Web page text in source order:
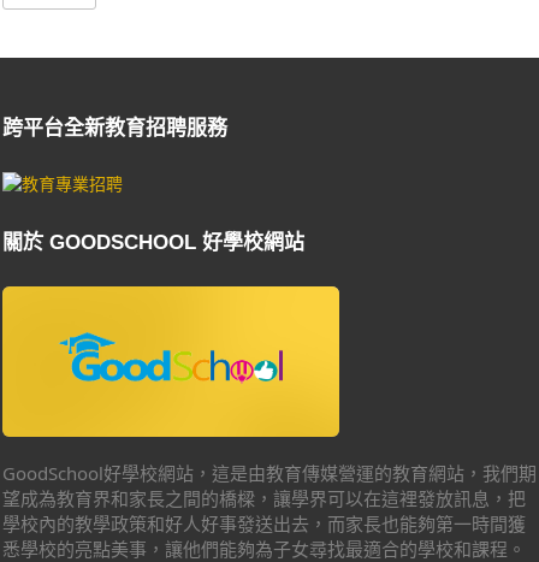
跨平台全新教育招聘服務
關於 GOODSCHOOL 好學校網站
GoodSchool好學校網站，這是由教育傳媒營運的教育網站，我們期
望成為教育界和家長之間的橋樑，讓學界可以在這裡發放訊息，把
學校內的教學政策和好人好事發送出去，而家長也能夠第一時間獲
悉學校的亮點美事，讓他們能夠為子女尋找最適合的學校和課程。